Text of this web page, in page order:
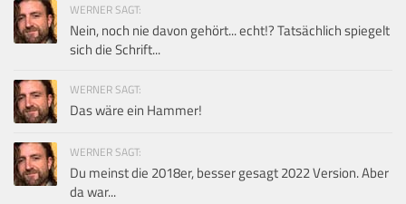
WERNER SAGT:
Nein, noch nie davon gehört... echt!? Tatsächlich spiegelt
sich die Schrift...
WERNER SAGT:
Das wäre ein Hammer!
WERNER SAGT:
Du meinst die 2018er, besser gesagt 2022 Version. Aber
da war...